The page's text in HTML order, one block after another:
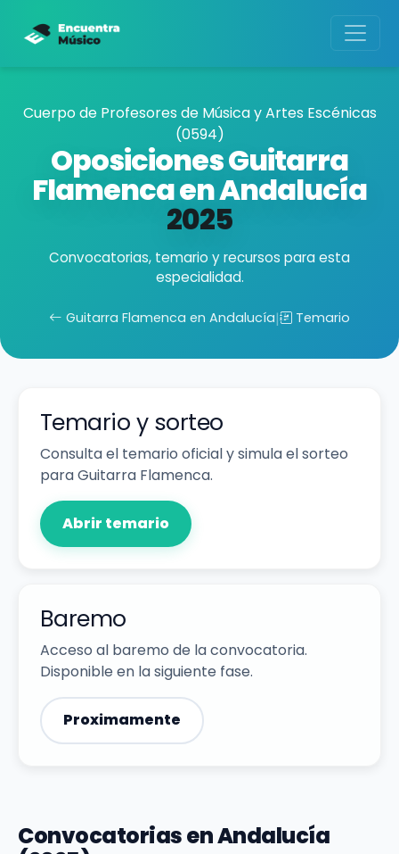
Cuerpo de Profesores de Música y Artes Escénicas
(0594)
Oposiciones Guitarra
Flamenca en Andalucía
2025
Convocatorias, temario y recursos para esta
especialidad.
Guitarra Flamenca en Andalucía| Temario
Temario y sorteo
Consulta el temario oficial y simula el sorteo
para Guitarra Flamenca.
Abrir temario
Baremo
Acceso al baremo de la convocatoria.
Disponible en la siguiente fase.
Proximamente
Convocatorias en Andalucía